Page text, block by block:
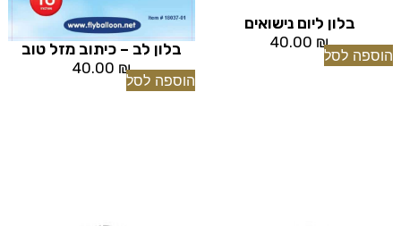
בלון ליום נישואים
40.00 ₪
הוספה לסל בלון לב – כיתוב מזל טוב
40.00 ₪
הוספה לסל